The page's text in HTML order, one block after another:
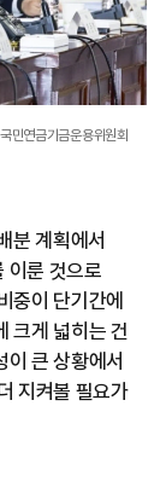
민연금기금운용위원회
분 계획에서
이룬 것으로
중이 단기간에
크게 넓히는 건
큰 상황에서
지켜볼 필요가